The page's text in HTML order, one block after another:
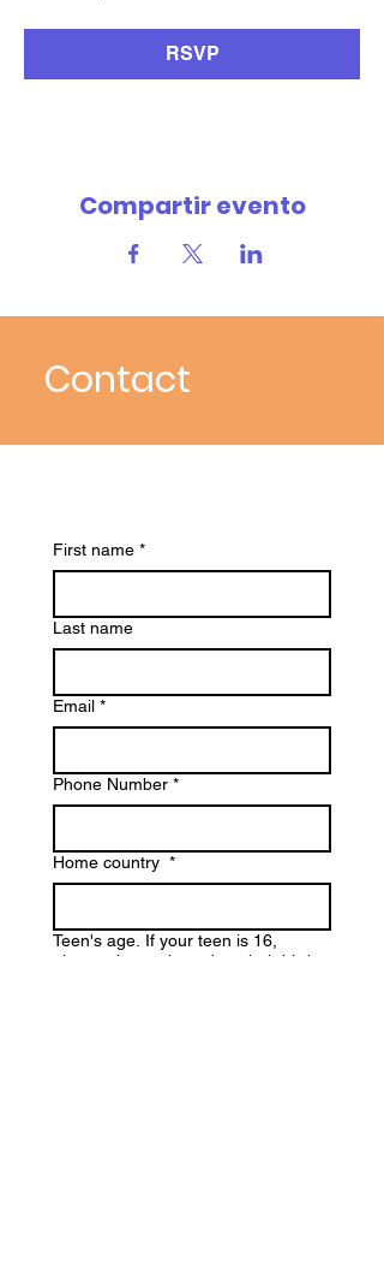
RSVP
Compartir evento
Contact
First name *
Last name
Email *
Phone Number *
Home country *
Teen's age. If your teen is 16,
please choose based on their birth